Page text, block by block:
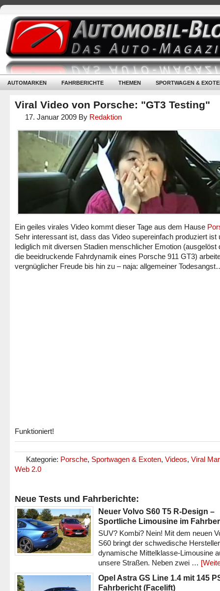
AUTOMARKEN FAHRBERICHTE THEMEN SPORTWAGEN &
Viral Video von Porsche: "GT3 Testing"
17. Januar 2009 By Redaktion
Ein geiles virales Video kommt dieser Tage aus dem Hause
Sehr interessant ist, dass das Video supereinfach produziert ist
lediglich mit diversen Stadien menschlicher Emotion (ausgelöst
die beeidruckende Fahrdynamik eines Porsche 911 GT3)
vergnüglicher Freude bis hin zu – naja: allgemeiner
Funktioniert!
Kategorie: Porsche, Sportwagen & Exoten, Videos, Viral
Web 2.0
Neue Tests und Fahrberichte:
Neuer Volvo S60 T5 R-Design –
Sportliche Limousine im
SUV? Kombi? Nein! Mit dem neuen
S60 bringt der schwedische
dynamische Mittelklasse-Limousine
unsere Straßen. Neben zwei …
Opel Astra GS Line 1.4 mit 145
Fahrbericht (Facelift)